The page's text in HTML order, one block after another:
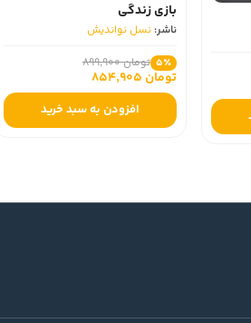
بازی زندگی
ناشر:نسل‏ نواندیش
5٪ تومان 899,900
تومان 854,905
افزودن به سبد خرید